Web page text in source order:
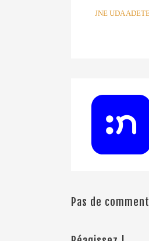
JNE UDA
Pas de